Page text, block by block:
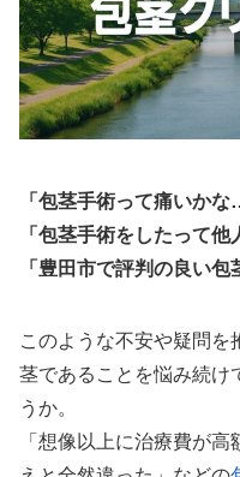
「包茎手術って痛いかな
「包茎手術をしたって他
「豊田市で評判の良い包
このような不安や疑問を
茎であることを悩み続け
うか。
「想像以上に治療費が